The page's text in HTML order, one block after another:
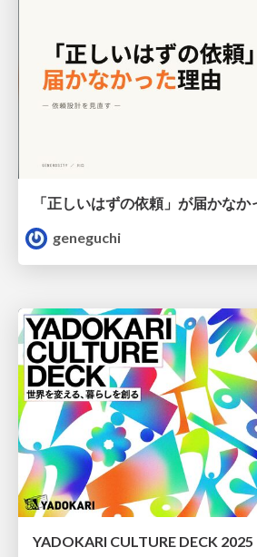
「正しいはずの依頼」が届かなか
geneguchi
YADOKARI CULTURE DECK 2025